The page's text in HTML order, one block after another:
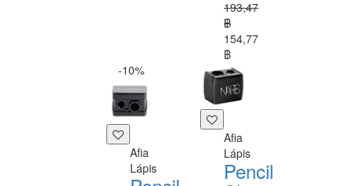
193,47
฿
154,77
฿
-10%
Afia
Lápis
Afia
Lápis
Pencil